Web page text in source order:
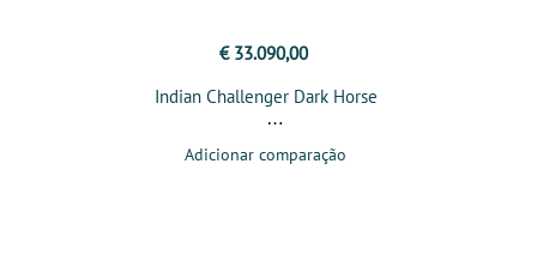
€ 33.090,00
Indian Challenger Dark Horse
Adicionar comparação